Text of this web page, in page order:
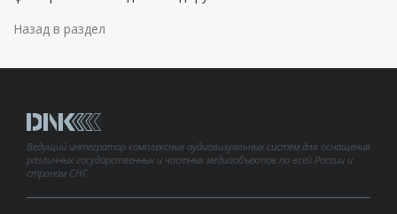
Назад в раздел
Ведущий интегратор комплексных аудиовизуальных систем для оснащения
различных государственных и частных медиаобъектов по всей России и
странам СНГ.